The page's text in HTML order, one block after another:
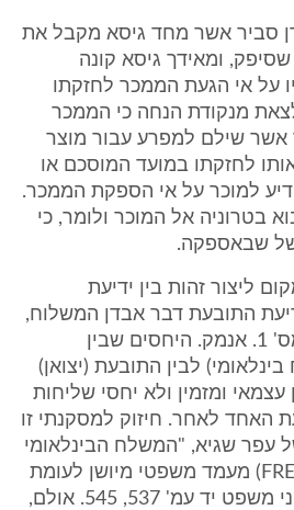
סביר אשר מחד גיסא מקבל את
ומאידך גיסא קונה
על אי הגעת הממכר לחזקתו
מנקודת הנחה כי הממכר
אשר שילם למפרע עבור מוצר
לחזקתו במועד המוסכם או
למוכר על אי הספקת הממכר.
בטרוניה אל המוכר ולומר, כי
שבאספקה.
ליצור זהות בין ידיעת
2 לבין ידיעת התובעת דבר אבדן המשלוח,
כטענת ב"כ הנתבעת מס' 1. אנמק. היחסים שבין
2 (משלח בינלאומי) לבין התובעת (יצואן)
ומזמין ולא יחסי שליחות
האחד לאחר. חיזוק למסקנתי זו
עפר שגיא, "המשלח הבינלאומי
(FREIGHT FORWARDER) מעמד משפטי מיושן לעומת
מציאות מתחדשת", עיוני משפט יד עמ' 537, 545. אולם,